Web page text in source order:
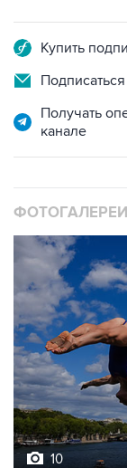
Купить
Получать
канале
ФОТОГАЛЕРЕИ
10